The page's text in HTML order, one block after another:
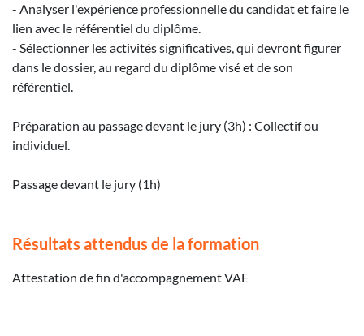
- Analyser l'expérience professionnelle du candidat et faire le
lien avec le référentiel du diplôme.
- Sélectionner les activités significatives, qui devront figurer
dans le dossier, au regard du diplôme visé et de son
référentiel.
Préparation au passage devant le jury (3h) : Collectif ou
individuel.
Passage devant le jury (1h)
Résultats attendus de la formation
Attestation de fin d'accompagnement VAE